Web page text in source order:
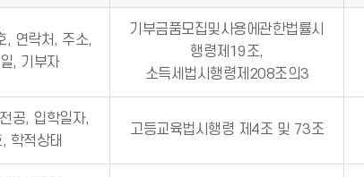
, 연락처, 주소,
, 기부자
기부금품모집및사용에관한법률시
행령제19조,
소득세법시행령제208조의3
공, 입학일자,
학적상태
고등교육법시행령 제4조 및 73조